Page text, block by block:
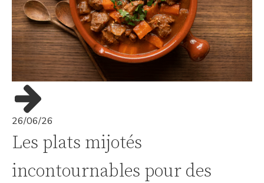
26/06/26
Les plats mijotés
incontournables pour des